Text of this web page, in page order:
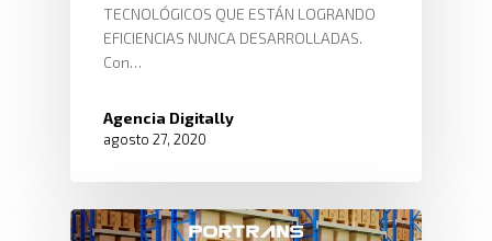
TECNOLÓGICOS QUE ESTÁN LOGRANDO
EFICIENCIAS NUNCA DESARROLLADAS.
Con…
Agencia Digitally
agosto 27, 2020